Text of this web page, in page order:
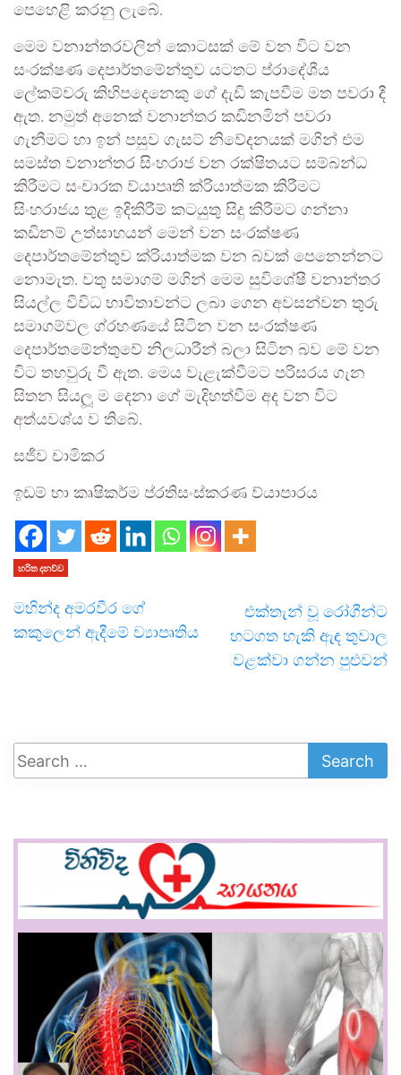
පෙහෙළි කරනු ලැබේ.
මෙම වනාන්තරවලින් කොටසක් මේ වන විට වන
සංරක්ෂණ දෙපාර්තමේන්තුව යටතට ප්රාදේශීය
ලේකම්වරු කිහිපදෙනෙකු ගේ දැඩි කැපවීම මත පවරා දී
ඇත. නමුත් අනෙක් වනාන්තර කඩිනමින් පවරා
ගැනීමට හා ඉන් පසුව ගැසට් නිවේදනයක් මගින් එම
සමස්ත වනාන්තර සිංහරාජ වන රක්ෂිතයට සම්බන්ධ
කිරීමට සංචාරක ව්යාපෘති ක්රියාත්මක කිරීමට
සිංහරාජය තුළ ඉදිකිරීම් කටයුතු සිදු කිරීමට ගන්නා
කඩිනම් උත්සාහයන් මෙන් වන සංරක්ෂණ
දෙපාර්තමේන්තුව ක්රියාත්මක වන බවක් පෙනෙන්නට
නොමැත. වතු සමාගම් මගින් මෙම සුවිශේෂී වනාන්තර
සියල්ල විවිධ භාවිතාවන්ට ලබා ගෙන අවසන්වන තුරු
සමාගම්වල ග්රහණයේ සිටින වන සංරක්ෂණ
දෙපාර්තමේන්තුවේ නිලධාරීන් බලා සිටින බව මේ වන
විට තහවුරු වී ඇත. මෙය වැළැක්වීමට පරිසරය ගැන
සිතන සියලූ ම දෙනා ගේ මැදිහත්වීම අද වන විට
අත්යවශ්ය ව තිබේ.
සජීව චාමිකර
ඉඩම් හා කෘෂිකර්ම ප්රතිසංස්කරණ ව්යාපාරය
හරිත දනව්ව
මහින්ද අමරවීර ගේ
කකුලෙන් ඇදීමේ ව්‍යාපෘතිය
එක්තැන් වූ රෝගීන්ට
හටගත හැකි ඇඳ තුවාල
වළක්වා ගන්න පුළුවන්